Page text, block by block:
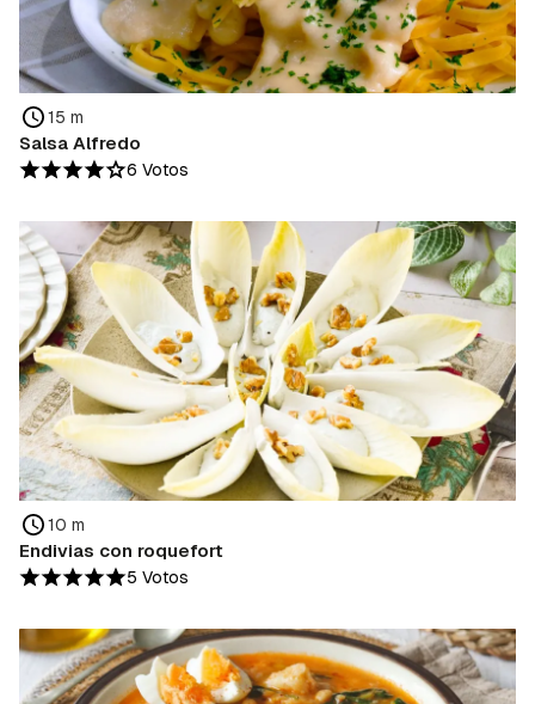
15 m
Salsa Alfredo
6 Votos
10 m
Endivias con roquefort
5 Votos